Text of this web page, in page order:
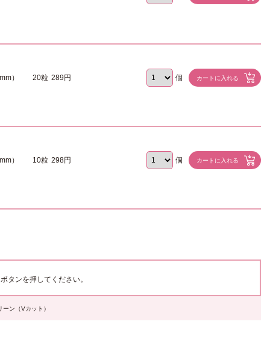
） 20粒 289円 個
） 10粒 298円 個
タンを押してください。
ン（Vカット）